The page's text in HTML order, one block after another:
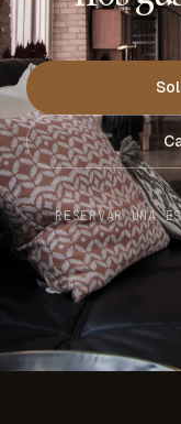
RESERVAR UNA